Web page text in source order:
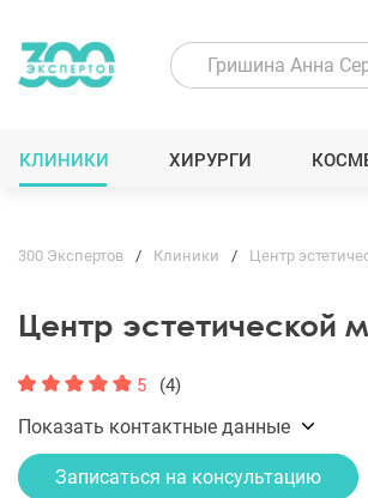
КЛИНИКИ ХИРУРГИ
300 Экспертов Клиники Центр
Центр эстетической
5 (4)
Показать контактные данные
Записаться на консультацию